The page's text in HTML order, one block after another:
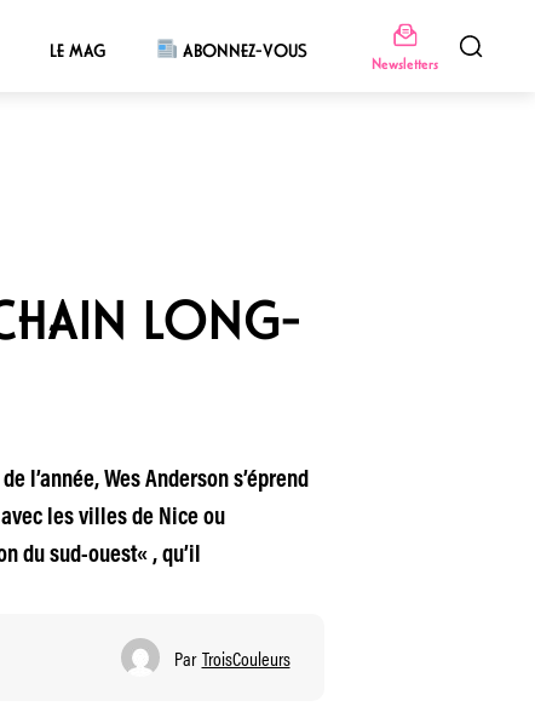
LE MAG ABONNEZ-VOUS
Newsletters
LONG-
Wes Anderson s’éprend
les villes de Nice ou
du sud-ouest« , qu’il
Par TroisCouleurs